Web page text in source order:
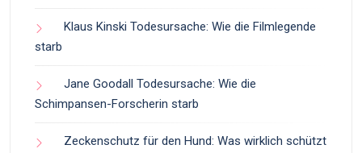
Klaus Kinski Todesursache: Wie die Filmlegende
starb
Jane Goodall Todesursache: Wie die
Schimpansen-Forscherin starb
Zeckenschutz für den Hund: Was wirklich schützt